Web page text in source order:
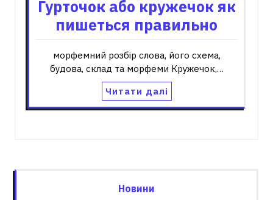
Гурточок або кружечок як
пишеться правильно
морфемний розбір слова, його схема,
будова, склад та морфеми Кружечок,…
Читати далі
Новини